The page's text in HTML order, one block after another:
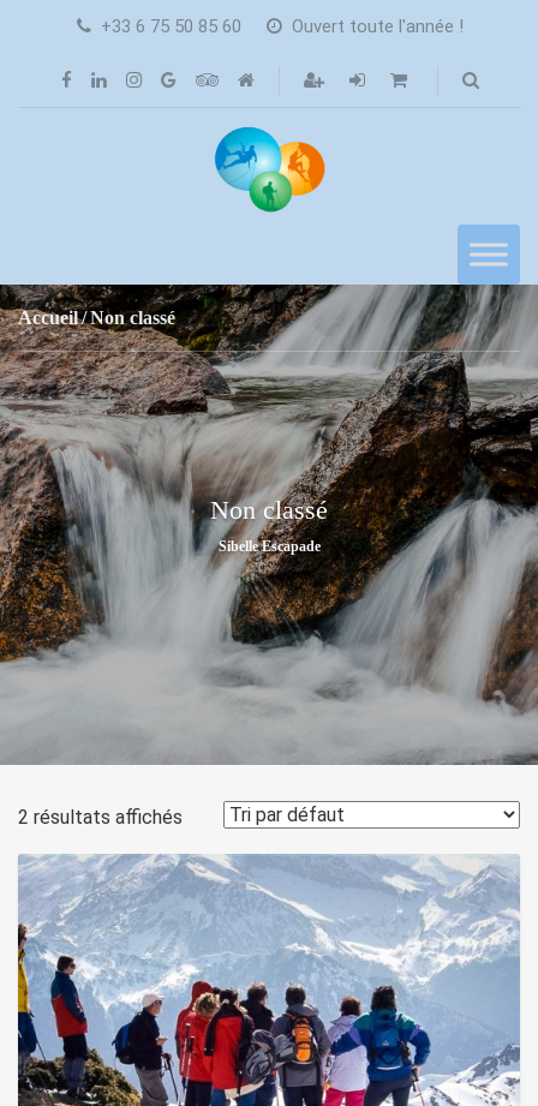
+33 6 75 50 85 60 Ouvert toute l'année !
Accueil Non classé
Non classé
Sibelle Escapade
2 résultats affichés